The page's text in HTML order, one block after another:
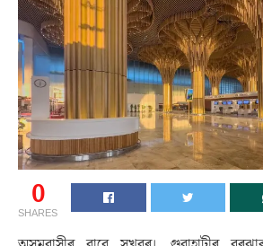
0
SHARES